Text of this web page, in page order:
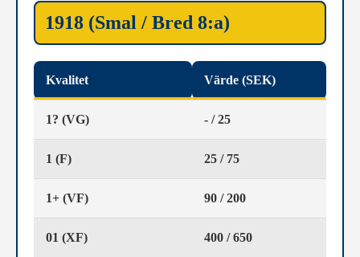
1918 (Smal / Bred 8:a)
Kvalitet Värde (SEK)
1? (VG) - / 25
1 (F) 25 / 75
1+ (VF) 90 / 200
01 (XF) 400 / 650